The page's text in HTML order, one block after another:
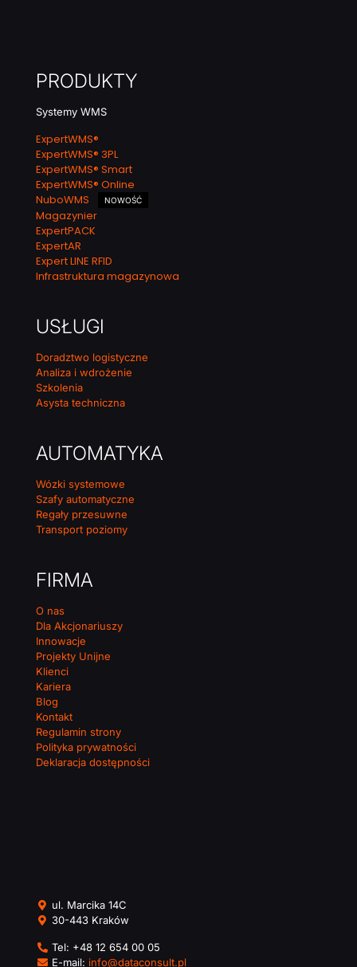
PRODUKTY
Systemy WMS
ExpertWMS®
ExpertWMS® 3PL
ExpertWMS® Smart
ExpertWMS® Online
NuboWMS
NOWOŚĆ
Magazynier
ExpertPACK
ExpertAR
Expert LINE RFID
Infrastruktura magazynowa
USŁUGI
Doradztwo logistyczne
Analiza i wdrożenie
Szkolenia
Asysta techniczna
AUTOMATYKA
Wózki systemowe
Szafy automatyczne
Regały przesuwne
Transport poziomy
FIRMA
O nas
Dla Akcjonariuszy
Innowacje
Projekty Unijne
Klienci
Kariera
Blog
Kontakt
Regulamin strony
Polityka prywatności
Deklaracja dostępności
ul. Marcika 14C
30-443 Kraków
Tel: +48 12 654 00 05
E-mail: info@dataconsult.pl